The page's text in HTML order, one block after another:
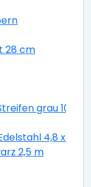
28 cm
grau 10,05
4,8 x 19
2,5 m